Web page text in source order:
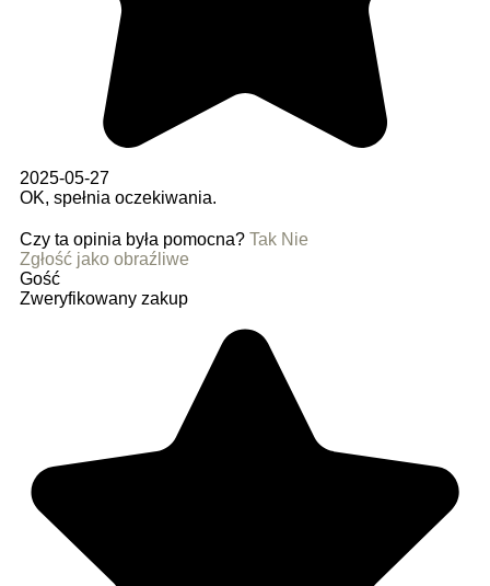
2025-05-27
OK, spełnia oczekiwania.
Czy ta opinia była pomocna? Tak Nie
Zgłość jako obraźliwe
Gość
Zweryfikowany zakup